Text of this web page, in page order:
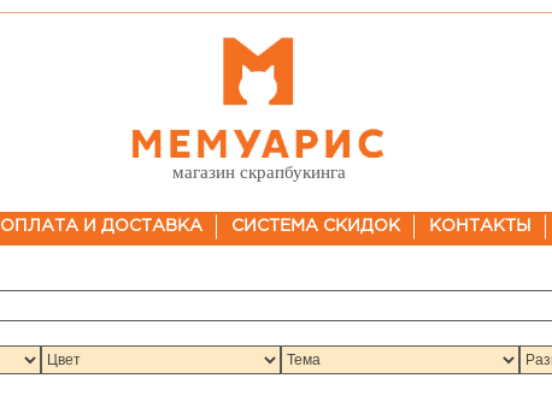
магазин скрапбукинга
ОПЛАТА И ДОСТАВКА СИСТЕМА СКИДОК КОНТАКТЫ